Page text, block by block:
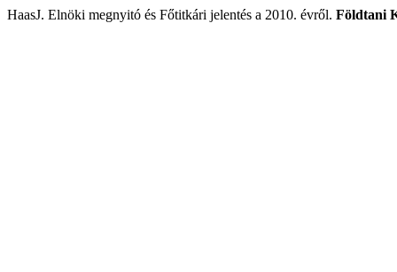
HaasJ. Elnöki megnyitó és Főtitkári jelentés a 2010. évről. Földtani